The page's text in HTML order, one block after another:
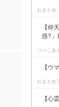
おまとめ
【仰
惑?」
つべこあ
【ウ
おまとめ
【心